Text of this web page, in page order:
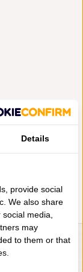
Details
provide social
We also share
media,
may
to them or that